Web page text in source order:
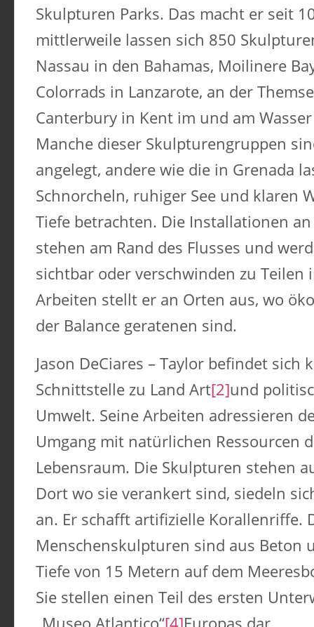
Skulpturen Parks. Das macht er seit
mittlerweile lassen sich 850
Nassau in den Bahamas, Moilinere
Colorrads in Lanzarote, an der
Canterbury in Kent im und am
Manche dieser Skulpturengruppen
angelegt, andere wie die in Grenada
Schnorcheln, ruhiger See und klaren
Tiefe betrachten. Die Installationen
stehen am Rand des Flusses und
sichtbar oder verschwinden zu Teilen
Arbeiten stellt er an Orten aus, wo
der Balance geratenen sind.
Jason DeCiares – Taylor befindet sich
Schnittstelle zu Land Art[2]und
Umwelt. Seine Arbeiten adressieren
Umgang mit natürlichen Ressourcen
Lebensraum. Die Skulpturen stehen
Dort wo sie verankert sind, siedeln
an. Er schafft artifizielle Korallenriffe.
Menschenskulpturen sind aus Beton
Tiefe von 15 Metern auf dem
Sie stellen einen Teil des ersten